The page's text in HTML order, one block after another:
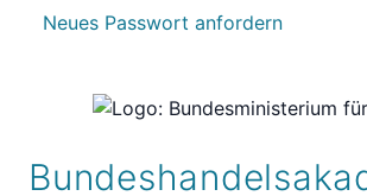
Neues Passwort anfordern